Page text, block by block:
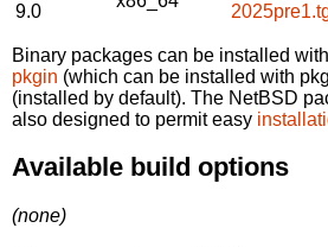
9.0
Binary packages can be installed
pkgin (which can be installed with
(installed by default). The NetBSD
also designed to permit easy
Available build options
(none)